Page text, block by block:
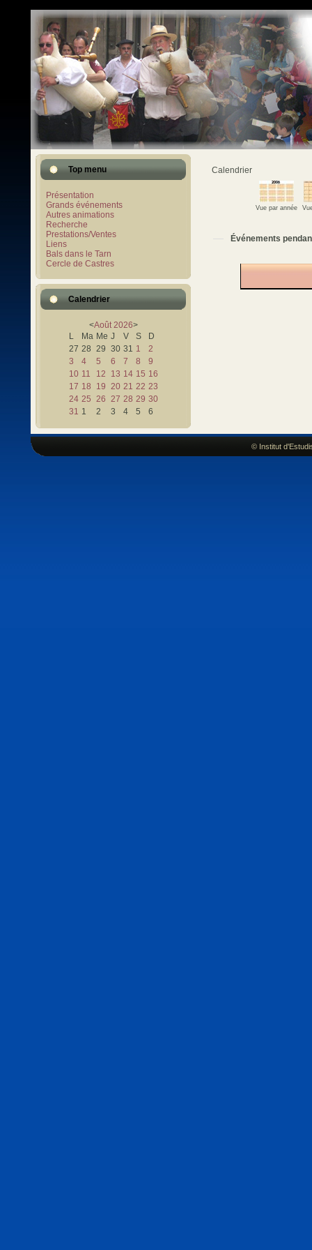
Top menu
Présentation
Grands événements
Autres animations
Recherche
Prestations/Ventes
Liens
Bals dans le Tarn
Cercle de Castres
Calendrier
<Août 2026>
L
Ma Me J V S
D
27 28 29 30 31 1
2
3
4 5 6 7 8
9
10 11 12 13 14 15 16
17 18 19 20 21 22 23
24 25 26 27 28 29 30
31 1 2 3 4 5 6
Calendrier
Vue par année
Événements
© Institut